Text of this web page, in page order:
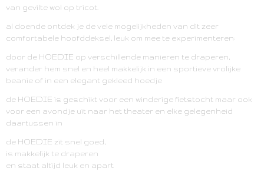
van gevilte wol op tricot.
al doende ontdek je de vele mogelijkheden van dit zeer
comfortabele hoofddeksel, leuk om mee te experimenteren:
door de HOEDIE op verschillende manieren te draperen,
verander hem snel en heel makkelijk in een sportieve vrolijke
beanie of in een elegant gekleed hoedje
de HOEDIE is geschikt voor een winderige fietstocht maar ook
voor een avondje uit naar het theater en elke gelegenheid
daartussen in
de HOEDIE zit snel goed,
is makkelijk te draperen
en staat altijd leuk en apart